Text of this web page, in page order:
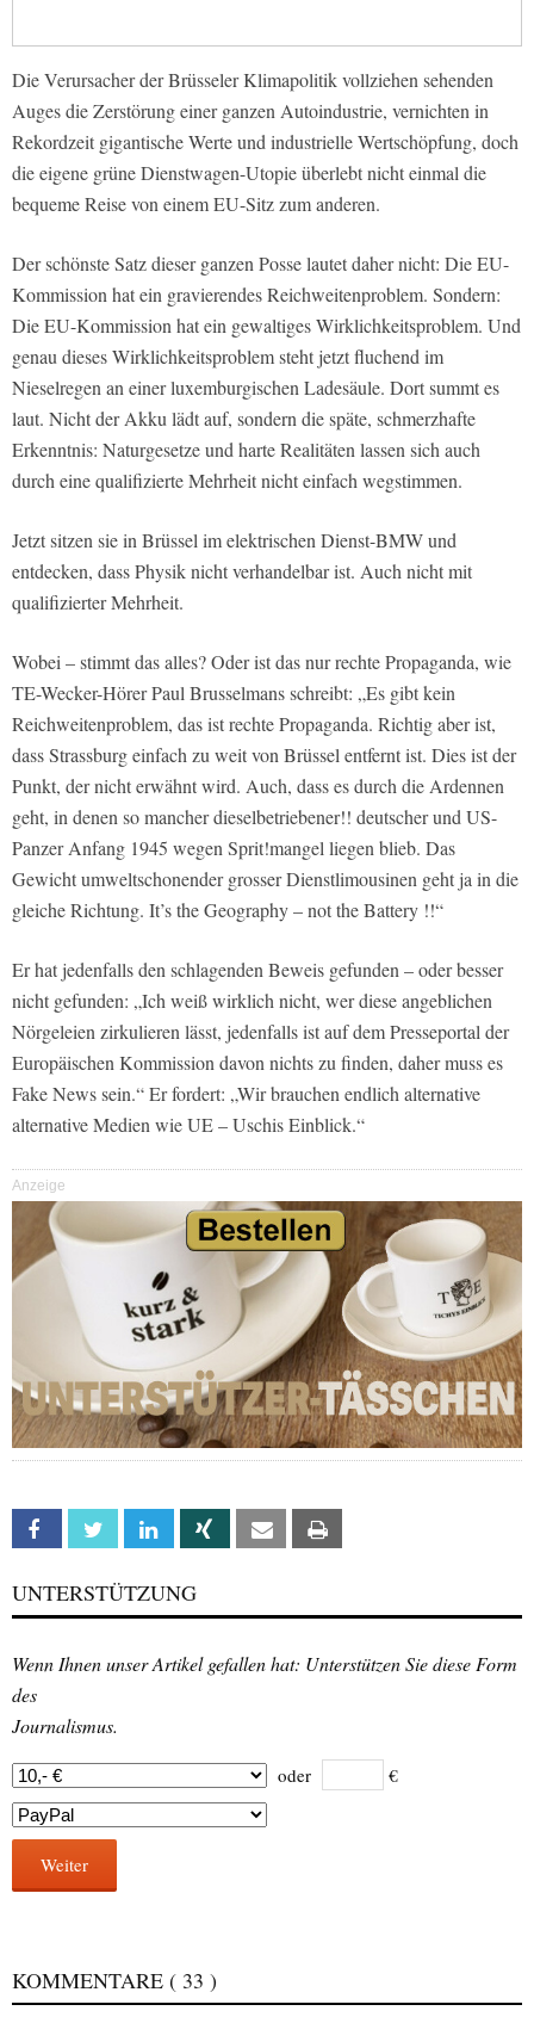
Die Verursacher der Brüsseler Klimapolitik vollziehen sehenden
Auges die Zerstörung einer ganzen Autoindustrie, vernichten in
Rekordzeit gigantische Werte und industrielle Wertschöpfung, doch
die eigene grüne Dienstwagen-Utopie überlebt nicht einmal die
bequeme Reise von einem EU-Sitz zum anderen.
Der schönste Satz dieser ganzen Posse lautet daher nicht: Die EU-
Kommission hat ein gravierendes Reichweitenproblem. Sondern:
Die EU-Kommission hat ein gewaltiges Wirklichkeitsproblem. Und
genau dieses Wirklichkeitsproblem steht jetzt fluchend im
Nieselregen an einer luxemburgischen Ladesäule. Dort summt es
laut. Nicht der Akku lädt auf, sondern die späte, schmerzhafte
Erkenntnis: Naturgesetze und harte Realitäten lassen sich auch
durch eine qualifizierte Mehrheit nicht einfach wegstimmen.
Jetzt sitzen sie in Brüssel im elektrischen Dienst-BMW und
entdecken, dass Physik nicht verhandelbar ist. Auch nicht mit
qualifizierter Mehrheit.
Wobei – stimmt das alles? Oder ist das nur rechte Propaganda, wie
TE-Wecker-Hörer Paul Brusselmans schreibt: „Es gibt kein
Reichweitenproblem, das ist rechte Propaganda. Richtig aber ist,
dass Strassburg einfach zu weit von Brüssel entfernt ist. Dies ist der
Punkt, der nicht erwähnt wird. Auch, dass es durch die Ardennen
geht, in denen so mancher dieselbetriebener!! deutscher und US-
Panzer Anfang 1945 wegen Sprit!mangel liegen blieb. Das
Gewicht umweltschonender grosser Dienstlimousinen geht ja in die
gleiche Richtung. It’s the Geography – not the Battery !!“
Er hat jedenfalls den schlagenden Beweis gefunden – oder besser
nicht gefunden: „Ich weiß wirklich nicht, wer diese angeblichen
Nörgeleien zirkulieren lässt, jedenfalls ist auf dem Presseportal der
Europäischen Kommission davon nichts zu finden, daher muss es
Fake News sein.“ Er fordert: „Wir brauchen endlich alternative
alternative Medien wie UE – Uschis Einblick.“
Anzeige
Facebook Twitter Linkedin Xing Email
UNTERSTÜTZUNG
Wenn Ihnen unser Artikel gefallen hat: Unterstützen Sie diese Form
des
Journalismus.
oder €
Weiter
KOMMENTARE ( 33 )